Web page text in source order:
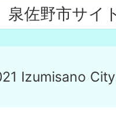
泉佐野市サイ
Izumisano